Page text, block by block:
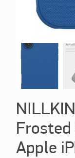
Frosted
Apple